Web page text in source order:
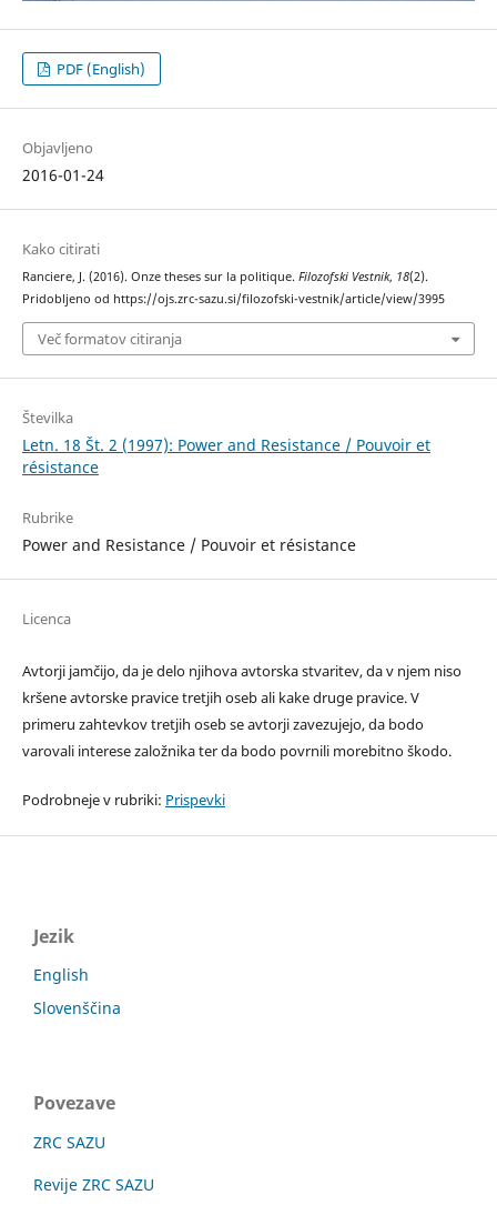
PDF (English)
Objavljeno
2016-01-24
Kako citirati
Ranciere, J. (2016). Onze theses sur la politique. Filozofski Vestnik, 18(2).
Pridobljeno od https://ojs.zrc-sazu.si/filozofski-vestnik/article/view/3995
Več formatov citiranja
Številka
Letn. 18 Št. 2 (1997): Power and Resistance / Pouvoir et
résistance
Rubrike
Power and Resistance / Pouvoir et résistance
Licenca
Avtorji jamčijo, da je delo njihova avtorska stvaritev, da v njem niso
kršene avtorske pravice tretjih oseb ali kake druge pravice. V
primeru zahtevkov tretjih oseb se avtorji zavezujejo, da bodo
varovali interese založnika ter da bodo povrnili morebitno škodo.
Podrobneje v rubriki: Prispevki
Jezik
English
Slovenščina
Povezave
ZRC SAZU
Revije ZRC SAZU